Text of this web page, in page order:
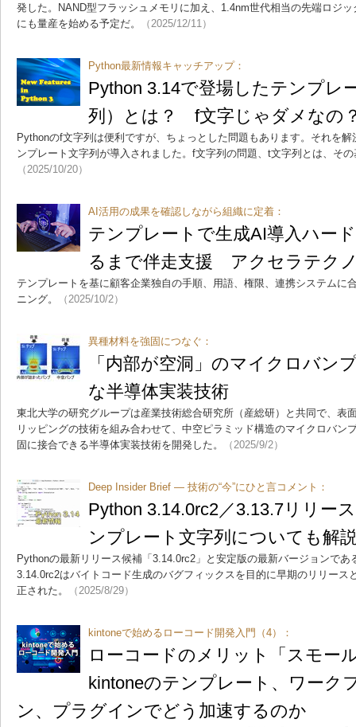
発した。NAND型フラッシュメモリに加え、1.4nm世代相当の先端ロジ
にも量産を始める予定だ。
（2025/12/11）
Python最新情報キャッチアップ：
Python 3.14で登場したテンプレ
列）とは？ f文字じゃダメなの
Pythonのf文字列は便利ですが、ちょっとした問題もあります。それを
ンプレート文字列が導入されました。f文字列の問題、t文字列とは、そ
（2025/10/20）
AI活用の成果を確認しながら組織に定着：
テンプレートで生成AI導入ハー
るまで伴走支援 アクセラテク
テンプレートを基に顧客企業独自の手順、用語、権限、連携システムに
ニング。
（2025/10/2）
異種材料を強固につなぐ：
「内部が空洞」のマイクロバン
な半導体実装技術
東北大学の研究グループは産業技術総合研究所（産総研）と共同で、表
リッピングの技術を組み合わせて、中空ピラミッド構造のマイクロバン
固に接合できる半導体実装技術を開発した。
（2025/9/2）
Deep Insider Brief ― 技術の“今”にひと言コメント：
Python 3.14.0rc2／3.13.7リリー
ンプレート文字列についても解
Pythonの最新リリース候補「3.14.0rc2」と安定版の最新バージョンであ
3.14.0rc2はバイトコード生成のバグフィックスを目的に早期のリリース
正された。
（2025/8/29）
kintoneで始めるローコード開発入門（4）：
ローコードのメリット「スモー
kintoneのテンプレート、ワーク
ン、プラグインでどう加速するのか